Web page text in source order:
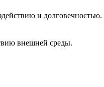
и долговечностью.
внешней среды.